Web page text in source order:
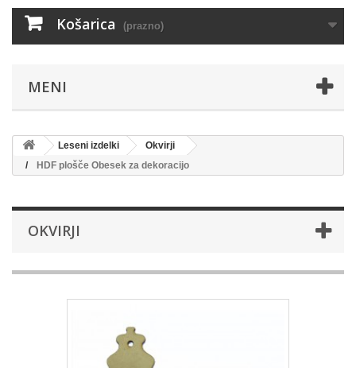
Košarica (prazno)
MENI
Leseni izdelki
Okvirji
HDF plošče Obesek za dekoracijo
OKVIRJI